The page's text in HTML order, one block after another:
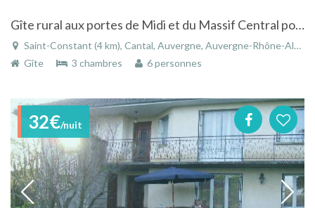
Gîte rural aux portes de Midi et du Massif Central pour vos vacances à Saint-Constant dans le Cantal
Saint-Constant (4 km), Cantal, Auvergne, Auvergne-Rhône-Alpes, France
Gîte
3 chambres 6 personnes
32€/nuit